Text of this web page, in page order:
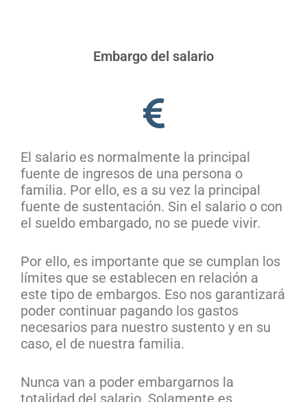
Embargo del salario
El salario es normalmente la principal
fuente de ingresos de una persona o
familia. Por ello, es a su vez la principal
fuente de sustentación. Sin el salario o con
el sueldo embargado, no se puede vivir.
Por ello, es importante que se cumplan los
límites que se establecen en relación a
este tipo de embargos. Eso nos garantizará
poder continuar pagando los gastos
necesarios para nuestro sustento y en su
caso, el de nuestra familia.
Nunca van a poder embargarnos la
totalidad del salario. Solamente es